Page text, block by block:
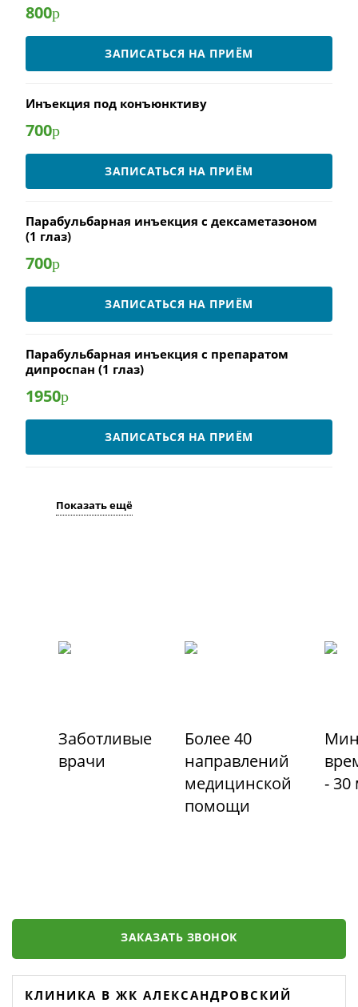
800р
ЗАПИСАТЬСЯ НА ПРИЁМ
Инъекция под конъюнктиву
700р
ЗАПИСАТЬСЯ НА ПРИЁМ
Парабульбарная инъекция с дексаметазоном
(1 глаз)
700р
ЗАПИСАТЬСЯ НА ПРИЁМ
Парабульбарная инъекция с препаратом
дипроспан (1 глаз)
1950р
ЗАПИСАТЬСЯ НА ПРИЁМ
Показать ещё
Заботливые
врачи
Более 40
направлений
медицинской
помощи
- 30
ЗАКАЗАТЬ ЗВОНОК
КЛИНИКА В ЖК АЛЕКСАНДРОВСКИЙ